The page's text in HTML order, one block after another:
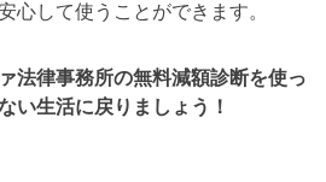
心して使うことができます。
法律事務所の無料減額診断を使っ
い生活に戻りましょう！